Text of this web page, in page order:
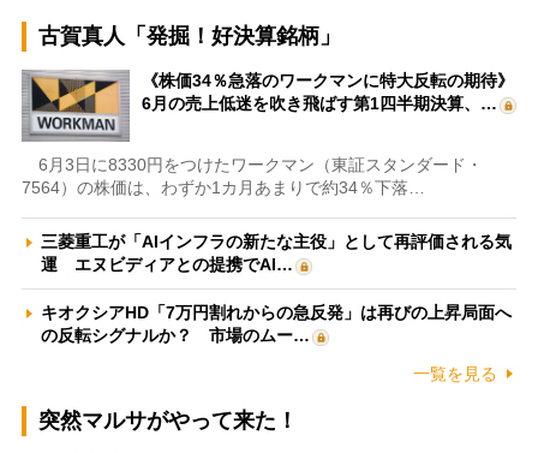
古賀真人「発掘！好決算銘柄」
《株価34％急落のワークマンに特大反転の期待》
6月の売上低迷を吹き飛ばす第1四半期決算、…
6月3日に8330円をつけたワークマン（東証スタンダード・
7564）の株価は、わずか1カ月あまりで約34％下落…
三菱重工が「AIインフラの新たな主役」として再評価される気
運 エヌビディアとの提携でAI…
キオクシアHD「7万円割れからの急反発」は再びの上昇局面へ
の反転シグナルか？ 市場のムー…
一覧を見る
突然マルサがやって来た！